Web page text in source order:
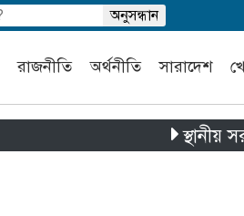
রাজনীতি অর্থনীতি সারাদেশ
স্থানীয় সরকার